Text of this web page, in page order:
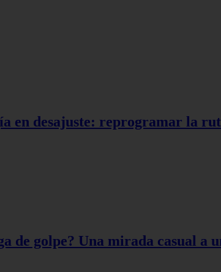
en desajuste: reprogramar la
de golpe? Una mirada casual a